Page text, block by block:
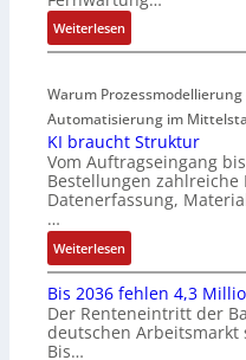
e
g
r
t
i
o
n
i
F
a
n
u
c
e
r
t
f
i
z
i
e
u
n
b
e
t
s
t
r
t
f
ü
r
m
u
l
t
i
v
Weiterlesen:
D
a
h
t
l
o
s
e
I
n
t
e
g
Warum
Automatisierung im
KI braucht Struktur
Vom Auftragseingang
Bestellungen zahlreiche
Datenerfassung,
…
Weiterlesen:
K
I
b
r
Bis 2036 fehlen 4,3
Der Renteneintritt der
deutschen
Bis…